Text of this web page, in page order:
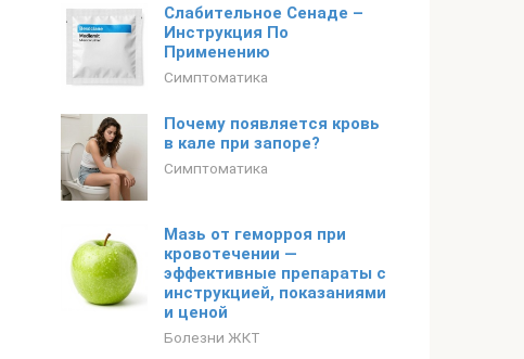
Слабительное Сенаде –
Инструкция По
Применению
Симптоматика
Почему появляется кровь
в кале при запоре?
Симптоматика
Мазь от геморроя при
кровотечении —
эффективные препараты с
инструкцией, показаниями
и ценой
Болезни ЖКТ